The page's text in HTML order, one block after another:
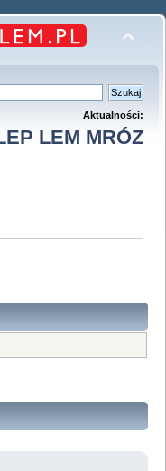
Aktualności:
LEM MRÓZ